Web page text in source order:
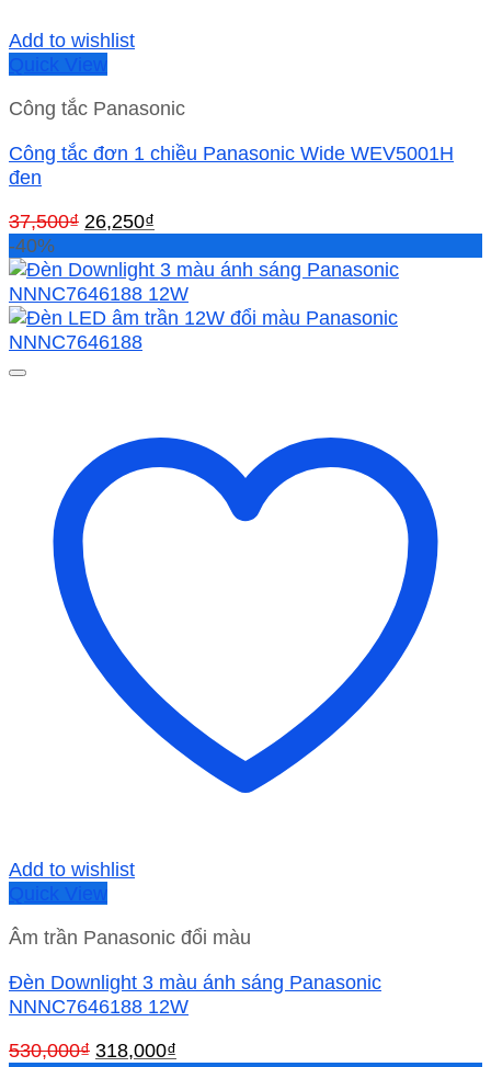
Add to wishlist
Quick View
Công tắc Panasonic
Công tắc đơn 1 chiều Panasonic Wide WEV5001H
đen
37,500₫ Giá
là:
37,500₫.
26,250₫
tại
là:
26,250₫.
-40%
Add to wishlist
Quick View
Âm trần Panasonic đổi màu
Đèn Downlight 3 màu ánh sáng Panasonic
NNNC7646188 12W
530,000₫ Giá
318,000₫